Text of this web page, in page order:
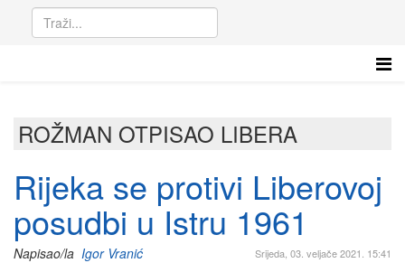
ROŽMAN OTPISAO LIBERA
Rijeka se protivi Liberovoj
posudbi u Istru 1961
Srijeda, 03. veljače 2021. 15:41
Napisao/la Igor Vranić